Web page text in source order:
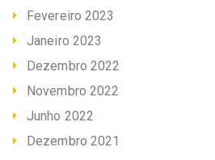
Fevereiro 2023
Janeiro 2023
Dezembro 2022
Novembro 2022
Junho 2022
Dezembro 2021